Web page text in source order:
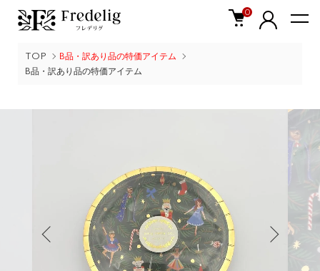
0
TOP
B品・訳あり品の特価アイテム
B品・訳あり品の特価アイテム